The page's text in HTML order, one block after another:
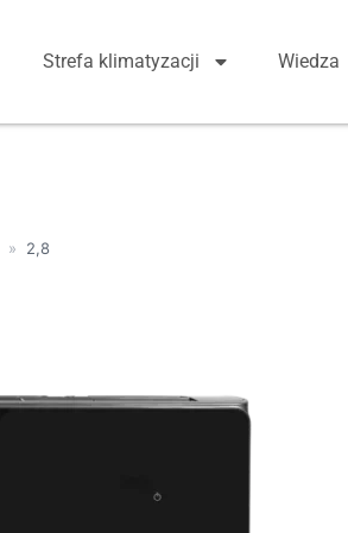
Strefa klimatyzacji Wiedza
» 2,8